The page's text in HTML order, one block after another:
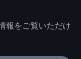
報をご覧いただけ